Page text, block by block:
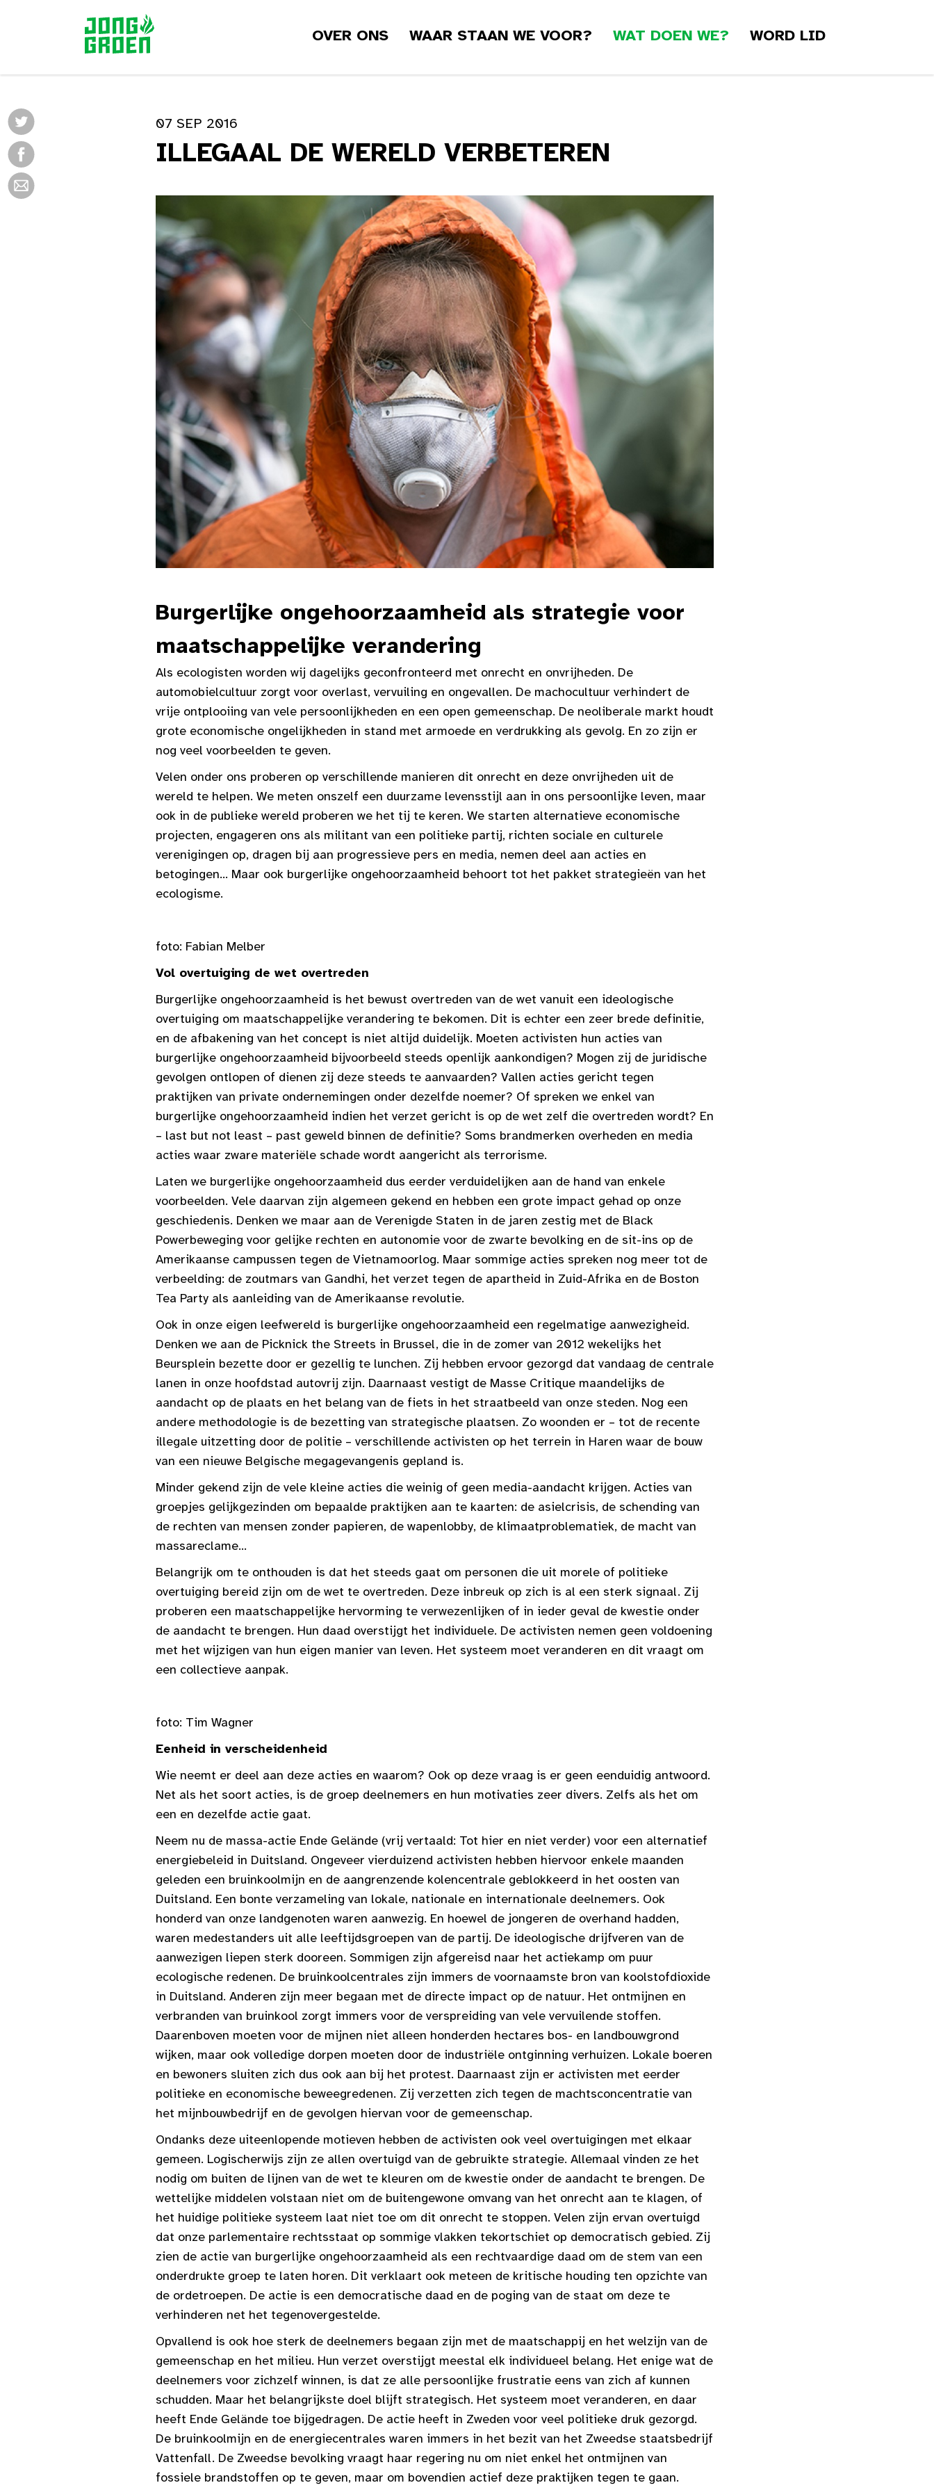
OVER ONS WAAR STAAN WE VOOR? WAT DOEN WE? WORD LID
07 SEP 2016
ILLEGAAL DE WERELD VERBETEREN
Burgerlijke ongehoorzaamheid als strategie voor
maatschappelijke verandering
Als ecologisten worden wij dagelijks geconfronteerd met onrecht en onvrijheden. De
automobielcultuur zorgt voor overlast, vervuiling en ongevallen. De machocultuur verhindert de
vrije ontplooiing van vele persoonlijkheden en een open gemeenschap. De neoliberale markt houdt
grote economische ongelijkheden in stand met armoede en verdrukking als gevolg. En zo zijn er
nog veel voorbeelden te geven.
Velen onder ons proberen op verschillende manieren dit onrecht en deze onvrijheden uit de
wereld te helpen. We meten onszelf een duurzame levensstijl aan in ons persoonlijke leven, maar
ook in de publieke wereld proberen we het tij te keren. We starten alternatieve economische
projecten, engageren ons als militant van een politieke partij, richten sociale en culturele
verenigingen op, dragen bij aan progressieve pers en media, nemen deel aan acties en
betogingen... Maar ook burgerlijke ongehoorzaamheid behoort tot het pakket strategieën van het
ecologisme.
foto: Fabian Melber
Vol overtuiging de wet overtreden
Burgerlijke ongehoorzaamheid is het bewust overtreden van de wet vanuit een ideologische
overtuiging om maatschappelijke verandering te bekomen. Dit is echter een zeer brede definitie,
en de afbakening van het concept is niet altijd duidelijk. Moeten activisten hun acties van
burgerlijke ongehoorzaamheid bijvoorbeeld steeds openlijk aankondigen? Mogen zij de juridische
gevolgen ontlopen of dienen zij deze steeds te aanvaarden? Vallen acties gericht tegen
praktijken van private ondernemingen onder dezelfde noemer? Of spreken we enkel van
burgerlijke ongehoorzaamheid indien het verzet gericht is op de wet zelf die overtreden wordt? En
– last but not least – past geweld binnen de definitie? Soms brandmerken overheden en media
acties waar zware materiële schade wordt aangericht als terrorisme.
Laten we burgerlijke ongehoorzaamheid dus eerder verduidelijken aan de hand van enkele
voorbeelden. Vele daarvan zijn algemeen gekend en hebben een grote impact gehad op onze
geschiedenis. Denken we maar aan de Verenigde Staten in de jaren zestig met de Black
Powerbeweging voor gelijke rechten en autonomie voor de zwarte bevolking en de sit-ins op de
Amerikaanse campussen tegen de Vietnamoorlog. Maar sommige acties spreken nog meer tot de
verbeelding: de zoutmars van Gandhi, het verzet tegen de apartheid in Zuid-Afrika en de Boston
Tea Party als aanleiding van de Amerikaanse revolutie.
Ook in onze eigen leefwereld is burgerlijke ongehoorzaamheid een regelmatige aanwezigheid.
Denken we aan de Picknick the Streets in Brussel, die in de zomer van 2012 wekelijks het
Beursplein bezette door er gezellig te lunchen. Zij hebben ervoor gezorgd dat vandaag de centrale
lanen in onze hoofdstad autovrij zijn. Daarnaast vestigt de Masse Critique maandelijks de
aandacht op de plaats en het belang van de fiets in het straatbeeld van onze steden. Nog een
andere methodologie is de bezetting van strategische plaatsen. Zo woonden er – tot de recente
illegale uitzetting door de politie – verschillende activisten op het terrein in Haren waar de bouw
van een nieuwe Belgische megagevangenis gepland is.
Minder gekend zijn de vele kleine acties die weinig of geen media-aandacht krijgen. Acties van
groepjes gelijkgezinden om bepaalde praktijken aan te kaarten: de asielcrisis, de schending van
de rechten van mensen zonder papieren, de wapenlobby, de klimaatproblematiek, de macht van
massareclame...
Belangrijk om te onthouden is dat het steeds gaat om personen die uit morele of politieke
overtuiging bereid zijn om de wet te overtreden. Deze inbreuk op zich is al een sterk signaal. Zij
proberen een maatschappelijke hervorming te verwezenlijken of in ieder geval de kwestie onder
de aandacht te brengen. Hun daad overstijgt het individuele. De activisten nemen geen voldoening
met het wijzigen van hun eigen manier van leven. Het systeem moet veranderen en dit vraagt om
een collectieve aanpak.
foto: Tim Wagner
Eenheid in verscheidenheid
Wie neemt er deel aan deze acties en waarom? Ook op deze vraag is er geen eenduidig antwoord.
Net als het soort acties, is de groep deelnemers en hun motivaties zeer divers. Zelfs als het om
een en dezelfde actie gaat.
Neem nu de massa-actie Ende Gelände (vrij vertaald: Tot hier en niet verder) voor een alternatief
energiebeleid in Duitsland. Ongeveer vierduizend activisten hebben hiervoor enkele maanden
geleden een bruinkoolmijn en de aangrenzende kolencentrale geblokkeerd in het oosten van
Duitsland. Een bonte verzameling van lokale, nationale en internationale deelnemers. Ook
honderd van onze landgenoten waren aanwezig. En hoewel de jongeren de overhand hadden,
waren medestanders uit alle leeftijdsgroepen van de partij. De ideologische drijfveren van de
aanwezigen liepen sterk dooreen. Sommigen zijn afgereisd naar het actiekamp om puur
ecologische redenen. De bruinkoolcentrales zijn immers de voornaamste bron van koolstofdioxide
in Duitsland. Anderen zijn meer begaan met de directe impact op de natuur. Het ontmijnen en
verbranden van bruinkool zorgt immers voor de verspreiding van vele vervuilende stoffen.
Daarenboven moeten voor de mijnen niet alleen honderden hectares bos- en landbouwgrond
wijken, maar ook volledige dorpen moeten door de industriële ontginning verhuizen. Lokale boeren
en bewoners sluiten zich dus ook aan bij het protest. Daarnaast zijn er activisten met eerder
politieke en economische beweegredenen. Zij verzetten zich tegen de machtsconcentratie van
het mijnbouwbedrijf en de gevolgen hiervan voor de gemeenschap.
Ondanks deze uiteenlopende motieven hebben de activisten ook veel overtuigingen met elkaar
gemeen. Logischerwijs zijn ze allen overtuigd van de gebruikte strategie. Allemaal vinden ze het
nodig om buiten de lijnen van de wet te kleuren om de kwestie onder de aandacht te brengen. De
wettelijke middelen volstaan niet om de buitengewone omvang van het onrecht aan te klagen, of
het huidige politieke systeem laat niet toe om dit onrecht te stoppen. Velen zijn ervan overtuigd
dat onze parlementaire rechtsstaat op sommige vlakken tekortschiet op democratisch gebied. Zij
zien de actie van burgerlijke ongehoorzaamheid als een rechtvaardige daad om de stem van een
onderdrukte groep te laten horen. Dit verklaart ook meteen de kritische houding ten opzichte van
de ordetroepen. De actie is een democratische daad en de poging van de staat om deze te
verhinderen net het tegenovergestelde.
Opvallend is ook hoe sterk de deelnemers begaan zijn met de maatschappij en het welzijn van de
gemeenschap en het milieu. Hun verzet overstijgt meestal elk individueel belang. Het enige wat de
deelnemers voor zichzelf winnen, is dat ze alle persoonlijke frustratie eens van zich af kunnen
schudden. Maar het belangrijkste doel blijft strategisch. Het systeem moet veranderen, en daar
heeft Ende Gelände toe bijgedragen. De actie heeft in Zweden voor veel politieke druk gezorgd.
De bruinkoolmijn en de energiecentrales waren immers in het bezit van het Zweedse staatsbedrijf
Vattenfall. De Zweedse bevolking vraagt haar regering nu om niet enkel het ontmijnen van
fossiele brandstoffen op te geven, maar om bovendien actief deze praktijken tegen te gaan.